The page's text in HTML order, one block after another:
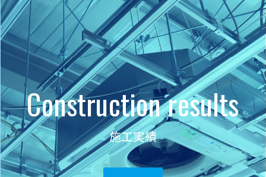
Construction results
施工実績